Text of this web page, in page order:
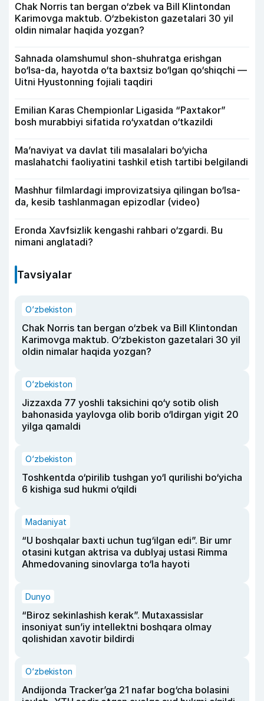
Chak Norris tan bergan o‘zbek va Bill Klintondan
Karimovga maktub. O‘zbekiston gazetalari 30 yil
oldin nimalar haqida yozgan?
Sahnada olamshumul shon-shuhratga erishgan
bo‘lsa-da, hayotda o‘ta baxtsiz bo‘lgan qo‘shiqchi —
Uitni Hyustonning fojiali taqdiri
Emilian Karas Chempionlar Ligasida “Paxtakor”
bosh murabbiyi sifatida ro‘yxatdan o‘tkazildi
Ma’naviyat va davlat tili masalalari bo‘yicha
maslahatchi faoliyatini tashkil etish tartibi belgilandi
Mashhur filmlardagi improvizatsiya qilingan bo‘lsa-
da, kesib tashlanmagan epizodlar (video)
Eronda Xavfsizlik kengashi rahbari o‘zgardi. Bu
nimani anglatadi?
Tavsiyalar
O‘zbekiston
Chak Norris tan bergan o‘zbek va Bill Klintondan
Karimovga maktub. O‘zbekiston gazetalari 30 yil
oldin nimalar haqida yozgan?
O‘zbekiston
Jizzaxda 77 yoshli taksichini qo‘y sotib olish
bahonasida yaylovga olib borib o‘ldirgan yigit 20
yilga qamaldi
O‘zbekiston
Toshkentda o‘pirilib tushgan yo‘l qurilishi bo‘yicha
6 kishiga sud hukmi o‘qildi
Madaniyat
“U boshqalar baxti uchun tug‘ilgan edi”. Bir umr
otasini kutgan aktrisa va dublyaj ustasi Rimma
Ahmedovaning sinovlarga to‘la hayoti
Dunyo
“Biroz sekinlashish kerak”. Mutaxassislar
insoniyat sun’iy intellektni boshqara olmay
qolishidan xavotir bildirdi
O‘zbekiston
Andijonda Tracker’ga 21 nafar bog‘cha bolasini